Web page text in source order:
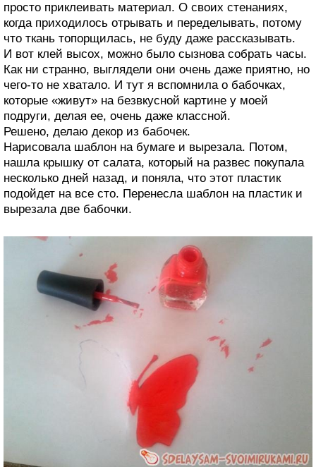
просто приклеивать материал. О своих стенаниях,
когда приходилось отрывать и переделывать, потому
что ткань топорщилась, не буду даже рассказывать.
И вот клей высох, можно было сызнова собрать часы.
Как ни странно, выглядели они очень даже приятно, но
чего-то не хватало. И тут я вспомнила о бабочках,
которые «живут» на безвкусной картине у моей
подруги, делая ее, очень даже классной.
Решено, делаю декор из бабочек.
Нарисовала шаблон на бумаге и вырезала. Потом,
нашла крышку от салата, который на развес покупала
несколько дней назад, и поняла, что этот пластик
подойдет на все сто. Перенесла шаблон на пластик и
вырезала две бабочки.